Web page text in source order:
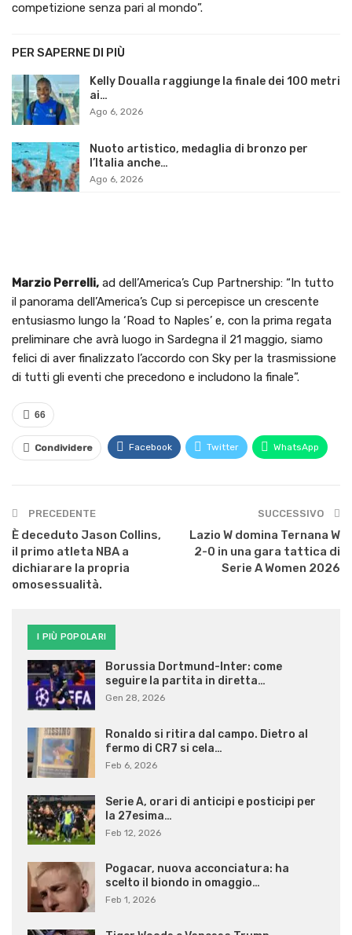
competizione senza pari al mondo”.
PER SAPERNE DI PIÙ
Kelly Doualla raggiunge la finale dei 100 metri
ai…
Ago 6, 2026
Nuoto artistico, medaglia di bronzo per
l’Italia anche…
Ago 6, 2026
Marzio Perrelli, ad dell’America’s Cup Partnership: “In tutto
il panorama dell’America’s Cup si percepisce un crescente
entusiasmo lungo la ‘Road to Naples’ e, con la prima regata
preliminare che avrà luogo in Sardegna il 21 maggio, siamo
felici di aver finalizzato l’accordo con Sky per la trasmissione
di tutti gli eventi che precedono e includono la finale”.
66
Condividere Facebook Twitter WhatsApp
PRECEDENTE
È deceduto Jason Collins,
il primo atleta NBA a
dichiarare la propria
omosessualità.
SUCCESSIVO
Lazio W domina Ternana W
2-0 in una gara tattica di
Serie A Women 2026
I PIÙ POPOLARI
Borussia Dortmund-Inter: come
seguire la partita in diretta…
Gen 28, 2026
Ronaldo si ritira dal campo. Dietro al
fermo di CR7 si cela…
Feb 6, 2026
Serie A, orari di anticipi e posticipi per
la 27esima…
Feb 12, 2026
Pogacar, nuova acconciatura: ha
scelto il biondo in omaggio…
Feb 1, 2026